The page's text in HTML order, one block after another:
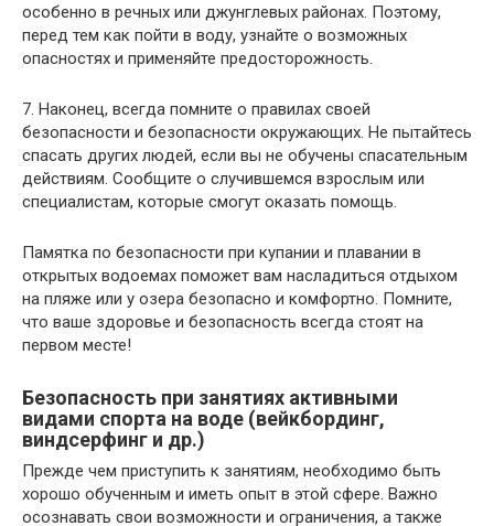
особенно в речных или джунглевых районах. Поэтому,
перед тем как пойти в воду, узнайте о возможных
опасностях и применяйте предосторожность.
7. Наконец, всегда помните о правилах своей
безопасности и безопасности окружающих. Не пытайтесь
спасать других людей, если вы не обучены спасательным
действиям. Сообщите о случившемся взрослым или
специалистам, которые смогут оказать помощь.
Памятка по безопасности при купании и плавании в
открытых водоемах поможет вам насладиться отдыхом
на пляже или у озера безопасно и комфортно. Помните,
что ваше здоровье и безопасность всегда стоят на
первом месте!
Безопасность при занятиях активными
видами спорта на воде (вейкбординг,
виндсерфинг и др.)
Прежде чем приступить к занятиям, необходимо быть
хорошо обученным и иметь опыт в этой сфере. Важно
осознавать свои возможности и ограничения, а также